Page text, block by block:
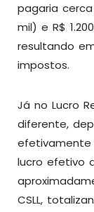
pagaria cerca
mil) e R$
resultando
impostos.
Já no Lucro
diferente,
efetivamente
lucro efetivo
CSLL,